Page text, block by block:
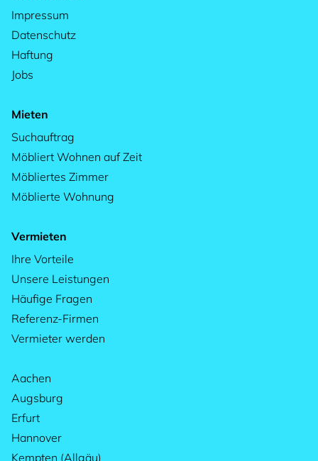
Impressum
Datenschutz
Haftung
Jobs
Mieten
Suchauftrag
Möbliert Wohnen auf Zeit
Möbliertes Zimmer
Möblierte Wohnung
Vermieten
Ihre Vorteile
Unsere Leistungen
Häufige Fragen
Referenz-Firmen
Vermieter werden
Aachen
Augsburg
Erfurt
Hannover
Kempten (Allgäu)